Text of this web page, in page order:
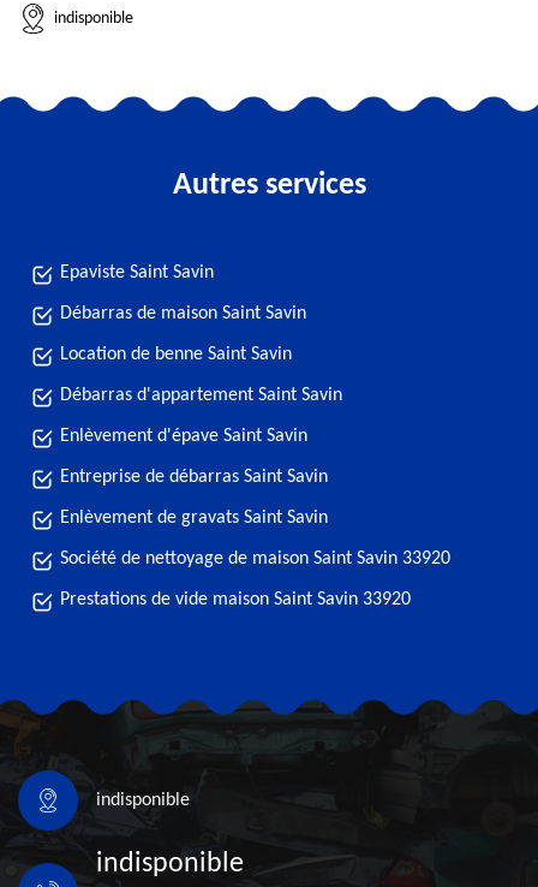
indisponible
Autres services
Epaviste Saint Savin
Débarras de maison Saint Savin
Location de benne Saint Savin
Débarras d'appartement Saint Savin
Enlèvement d'épave Saint Savin
Entreprise de débarras Saint Savin
Enlèvement de gravats Saint Savin
Société de nettoyage de maison Saint Savin 33920
Prestations de vide maison Saint Savin 33920
indisponible
indisponible